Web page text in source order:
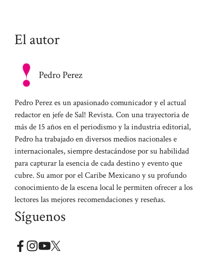
El autor
Pedro Perez
Pedro Perez es un apasionado comunicador y el actual
redactor en jefe de Sal! Revista. Con una trayectoria de
más de 15 años en el periodismo y la industria editorial,
Pedro ha trabajado en diversos medios nacionales e
internacionales, siempre destacándose por su habilidad
para capturar la esencia de cada destino y evento que
cubre. Su amor por el Caribe Mexicano y su profundo
conocimiento de la escena local le permiten ofrecer a los
lectores las mejores recomendaciones y reseñas.
Síguenos